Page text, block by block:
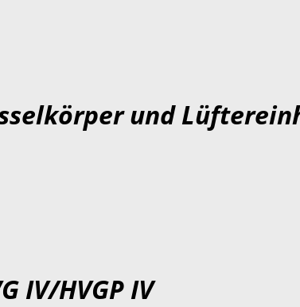
und
IV/HVGP IV